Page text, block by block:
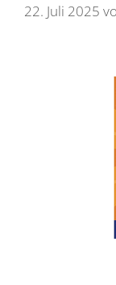
22. Juli 2025